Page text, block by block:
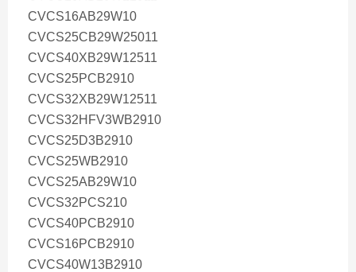
CVCS16AB29W10
CVCS25CB29W25011
CVCS40XB29W12511
CVCS25PCB2910
CVCS32XB29W12511
CVCS32HFV3WB2910
CVCS25D3B2910
CVCS25WB2910
CVCS25AB29W10
CVCS32PCS210
CVCS40PCB2910
CVCS16PCB2910
CVCS40W13B2910